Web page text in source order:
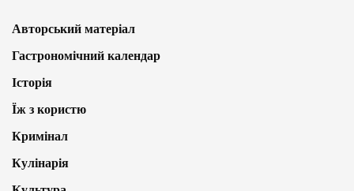
Авторський матеріал
Гастрономічний календар
Історія
Їж з користю
Кримінал
Кулінарія